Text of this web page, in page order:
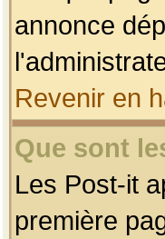
annonce
Revenir en
Que sont
Les Post-it
première